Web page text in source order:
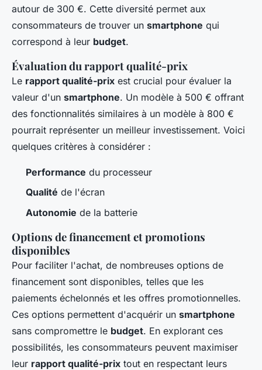
autour de 300 €. Cette diversité permet aux
consommateurs de trouver un smartphone qui
correspond à leur budget.
Évaluation du rapport qualité-prix
Le rapport qualité-prix est crucial pour évaluer la
valeur d'un smartphone. Un modèle à 500 € offrant
des fonctionnalités similaires à un modèle à 800 €
pourrait représenter un meilleur investissement. Voici
quelques critères à considérer :
Performance du processeur
Qualité de l'écran
Autonomie de la batterie
Options de financement et promotions
disponibles
Pour faciliter l'achat, de nombreuses options de
financement sont disponibles, telles que les
paiements échelonnés et les offres promotionnelles.
Ces options permettent d'acquérir un smartphone
sans compromettre le budget. En explorant ces
possibilités, les consommateurs peuvent maximiser
leur rapport qualité-prix tout en respectant leurs